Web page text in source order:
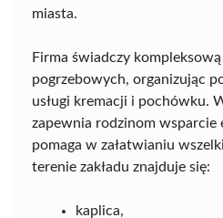
miasta.
Firma świadczy
pogrzebowych, organizując
usługi kremacji i pochówku.
zapewnia rodzinom wsparcie
pomaga w załatwianiu
terenie zakładu znajduje się:
kaplica,